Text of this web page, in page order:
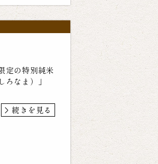
定の特別純米
なま）」
続きを見る